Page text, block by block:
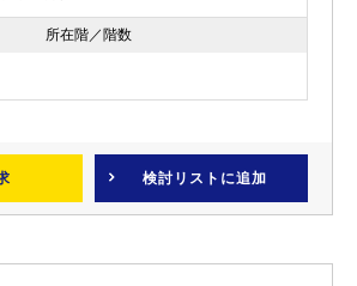
所在階／階数
検討リスト に追加